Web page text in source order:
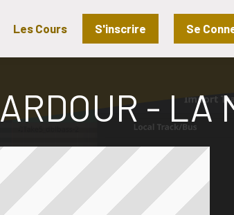
Les Cours S'inscrire Se
ARDOUR - LA